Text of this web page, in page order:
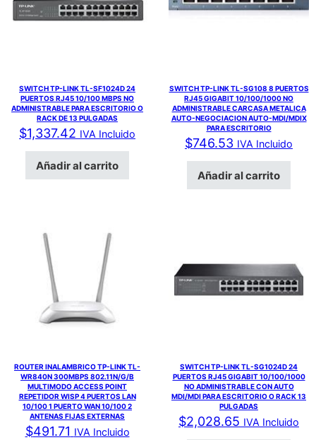
SWITCH TP-LINK TL-SF1024D 24
PUERTOS RJ45 10/100 MBPS NO
ADMINISTRABLE PARA ESCRITORIO O
RACK DE 13 PULGADAS
$1,337.42 IVA Incluido
Añadir al carrito
SWITCH TP-LINK TL-SG108 8 PUERTOS
RJ45 GIGABIT 10/100/1000 NO
ADMINISTRABLE CARCASA METALICA
AUTO-NEGOCIACION AUTO-MDI/MDIX
PARA ESCRITORIO
$746.53 IVA Incluido
Añadir al carrito
ROUTER INALAMBRICO TP-LINK TL-
WR840N 300MBPS 802.11N/G/B
MULTIMODO ACCESS POINT
REPETIDOR WISP 4 PUERTOS LAN
10/100 1 PUERTO WAN 10/100 2
ANTENAS FIJAS EXTERNAS
$491.71 IVA Incluido
SWITCH TP-LINK TL-SG1024D 24
PUERTOS RJ45 GIGABIT 10/100/1000
NO ADMINISTRABLE CON AUTO
MDI/MDI PARA ESCRITORIO O RACK 13
PULGADAS
$2,028.65 IVA Incluido